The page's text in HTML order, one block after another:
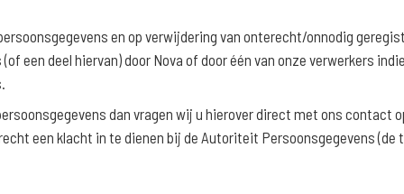
en op verwijdering van onterecht/onnodig
een deel hiervan) door Nova of door één van onze verwerkers
dan vragen wij u hierover direct met ons contact
een klacht in te dienen bij de Autoriteit Persoonsgegevens